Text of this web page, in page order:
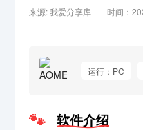
来源: 我爱分享库 时间：
运行：PC
软件介绍